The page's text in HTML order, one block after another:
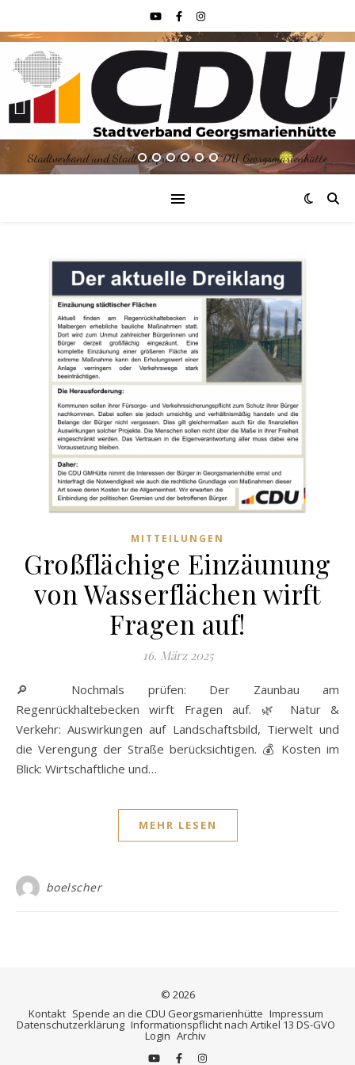
Stadtverband und Stadtratsfraktion der CDU Georgsmarienhütte
MITTEILUNGEN
Großflächige Einzäunung
von Wasserflächen wirft
Fragen auf!
16. März 2025
🔎 Nochmals prüfen: Der Zaunbau am
Regenrückhaltebecken wirft Fragen auf. 🌿 Natur &
Verkehr: Auswirkungen auf Landschaftsbild, Tierwelt und
die Verengung der Straße berücksichtigen. 💰 Kosten im
Blick: Wirtschaftliche und…
MEHR LESEN
boelscher
© 2026
Kontakt Spende an die CDU Georgsmarienhütte Impressum
Datenschutzerklärung Informationspflicht nach Artikel 13 DS-GVO
Login Archiv